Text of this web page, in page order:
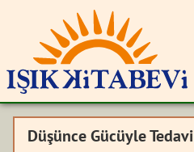
Düşünce Gücüyle Tedavi